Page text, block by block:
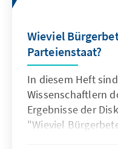
Wieviel
Parteienstaat?
In diesem Heft
Wissenschaftlern
Ergebnisse der
"Wieviel